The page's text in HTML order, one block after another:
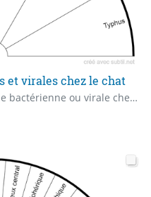
et virales chez le chat
Rechercher une maladie d'origine bactérienne ou virale chez notre félin.